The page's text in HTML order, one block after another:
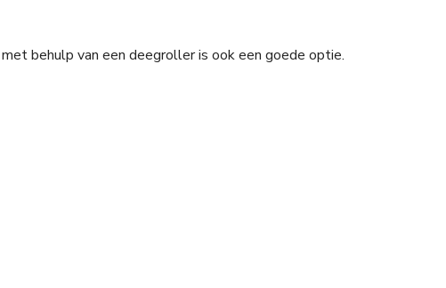
behulp van een deegroller is ook een goede optie.